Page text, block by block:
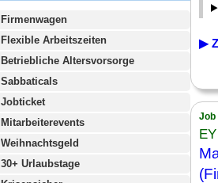
Firmenwagen
Flexible Arbeitszeiten
Betriebliche Altersvorsorge
Sabbaticals
Jobticket
Mitarbeiterevents
Weihnachtsgeld
30+ Urlaubstage
▶
Job